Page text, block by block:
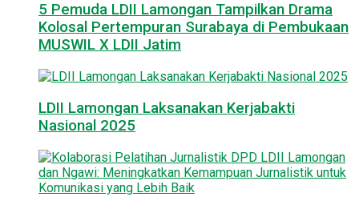
5 Pemuda LDII Lamongan Tampilkan Drama
Kolosal Pertempuran Surabaya di Pembukaan
MUSWIL X LDII Jatim
LDII Lamongan Laksanakan Kerjabakti
Nasional 2025